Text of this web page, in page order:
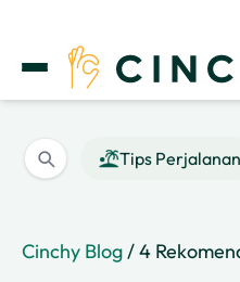
Tips Perjalanan
Cinchy Blog/ 4 Rekomendasi